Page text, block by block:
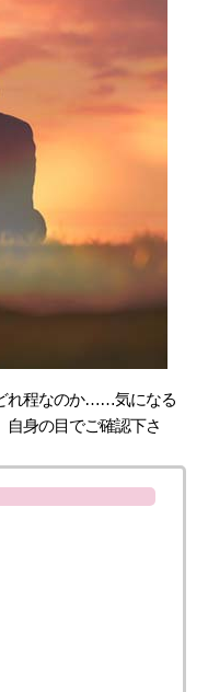
れ程なのか……気になる
身の目でご確認下さ